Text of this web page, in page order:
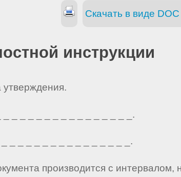
Скачать в виде
инструкции
утверждения.
_ _ _ _ _ _ _ _ _ _ _ _ _ _ _.
_ _ _ _ _ _ _ _ _ _ _ _ _ _ _.
производится с